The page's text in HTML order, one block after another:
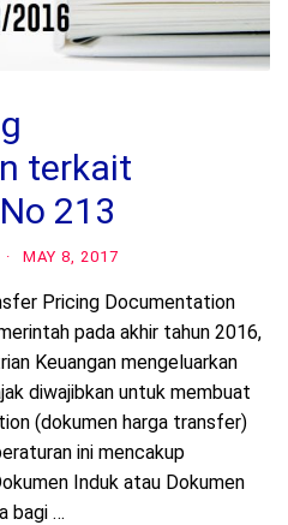
terkait
213
· MAY 8, 2017
Pricing Documentation
pada akhir tahun 2016,
Keuangan mengeluarkan
diwajibkan untuk membuat
(dokumen harga transfer)
ini mencakup
Induk atau Dokumen
bagi …